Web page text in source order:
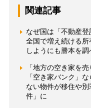
関連記事
なぜ国は「不動産
全国で増え続ける
しようにも謄本を
「地方の空き家を
「空き家バンク」
ない物件が移住や
件」に